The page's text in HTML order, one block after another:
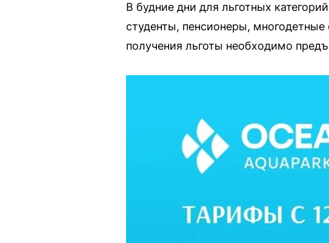
В будние дни для льготных
студенты, пенсионеры,
получения льготы необходимо